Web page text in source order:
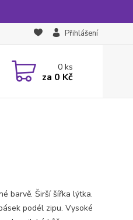
Přihlášení
0ks
za 0 Kč
barvě. Širší šířka lýtka.
podél zipu. Vysoké